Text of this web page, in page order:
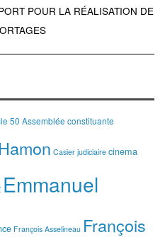
POUR LA RÉALISATION DE
50 Assemblée constituante
Casier judiciaire cinema
Emmanuel
François Asselineau François